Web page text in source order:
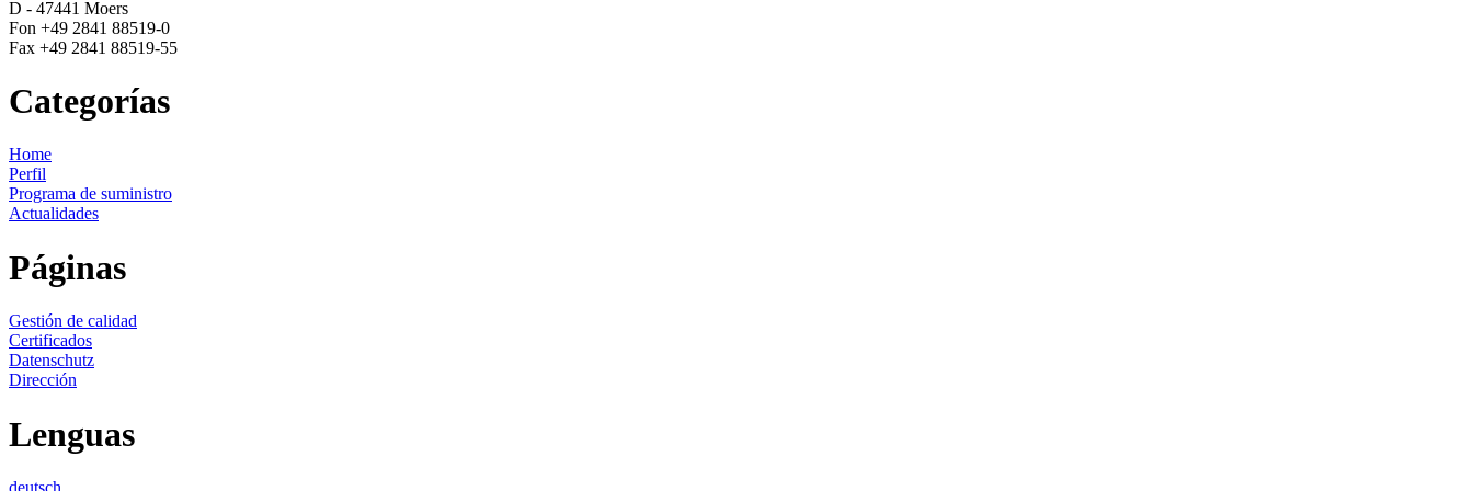
D - 47441 Moers
Fon +49 2841 88519-0
Fax +49 2841 88519-55
Categorías
Home
Perfil
Programa de suministro
Actualidades
Páginas
Gestión de calidad
Certificados
Datenschutz
Dirección
Lenguas